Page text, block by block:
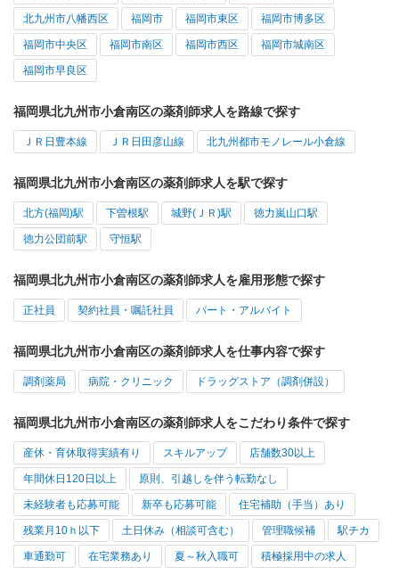
北九州市八幡西区 福岡市 福岡市東区 福岡市博多区
福岡市中央区 福岡市南区 福岡市西区 福岡市城南区
福岡市早良区
福岡県北九州市小倉南区の薬剤師求人を路線で探す
ＪＲ日豊本線 ＪＲ日田彦山線 北九州都市モノレール小倉線
福岡県北九州市小倉南区の薬剤師求人を駅で探す
北方(福岡)駅 下曽根駅 城野(ＪＲ)駅 徳力嵐山口駅
徳力公団前駅 守恒駅
福岡県北九州市小倉南区の薬剤師求人を雇用形態で探す
正社員 契約社員・嘱託社員 パート・アルバイト
福岡県北九州市小倉南区の薬剤師求人を仕事内容で探す
調剤薬局 病院・クリニック ドラッグストア（調剤併設）
福岡県北九州市小倉南区の薬剤師求人をこだわり条件で探す
産休・育休取得実績有り スキルアップ 店舗数30以上
年間休日120日以上 原則、引越しを伴う転勤なし
未経験者も応募可能 新卒も応募可能 住宅補助（手当）あり
残業月10ｈ以下 土日休み（相談可含む） 管理職候補 駅チカ
車通勤可 在宅業務あり 夏～秋入職可 積極採用中の求人